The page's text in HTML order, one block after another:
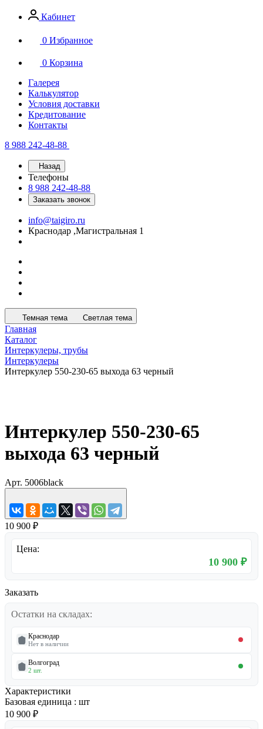
Кабинет
0 Избранное
0 Корзина
Галерея
Калькулятор
Условия доставки
Кредитование
Контакты
8 988 242-48-88
Назад
Телефоны
8 988 242-48-88
Заказать звонок
info@taigiro.ru
Краснодар ,Магистральная 1
Темная тема Светлая тема
Главная
Каталог
Интеркулеры, трубы
Интеркулеры
Интеркулер 550-230-65 выхода 63 черный
Интеркулер 550-230-65
выхода 63 черный
Арт. 5006black
10 900 ₽
Цена:
10 900 ₽
Заказать
Остатки на складах:
Краснодар
Нет в наличии
Волгоград
2 шт.
Характеристики
Базовая единица : шт
10 900 ₽